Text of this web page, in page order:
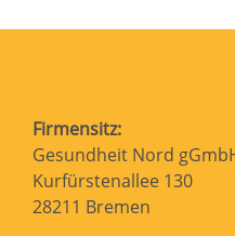
Firmensitz:
Gesundheit Nord
Kurfürstenallee 130
28211 Bremen